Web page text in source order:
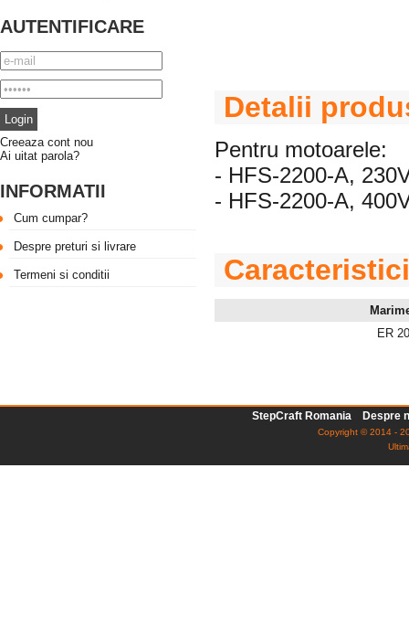
AUTENTIFICARE
Creeaza cont nou
Ai uitat parola?
INFORMATII
Cum cumpar?
Despre preturi si livrare
Termeni si conditii
Detalii
Pentru motoarele:
- HFS-2200-A,
- HFS-2200-A,
ER 20
StepCraft Romania Despre
Copyright © 2014 -